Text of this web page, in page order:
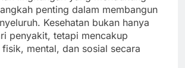
penting dalam membangun
Kesehatan bukan hanya
penyakit, tetapi mencakup
fisik, mental, dan sosial secara